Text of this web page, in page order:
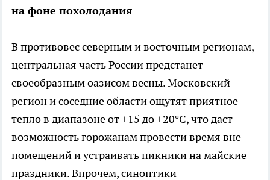
на фоне похолодания
В противовес северным и восточным регионам,
центральная часть России предстанет
своеобразным оазисом весны. Московский
регион и соседние области ощутят приятное
тепло в диапазоне от +15 до +20°C, что даст
возможность горожанам провести время вне
помещений и устраивать пикники на майские
праздники. Впрочем, синоптики